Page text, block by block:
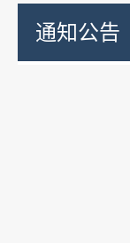
通知公告